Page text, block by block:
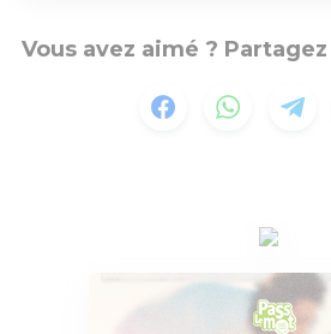
Vous avez aimé ?